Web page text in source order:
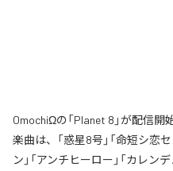
OmochiΩの「Planet 8」が配信
楽曲は、「惑星8号」「命短シ恋
ン」「アンチヒーロー」「カレン